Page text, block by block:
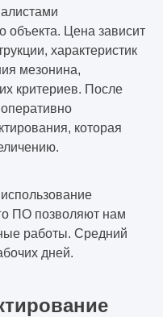
объекта. Цена зависит
характеристик
мезонина,
критериев. После
которая
ПО позволяют нам
работы. Средний
дней.